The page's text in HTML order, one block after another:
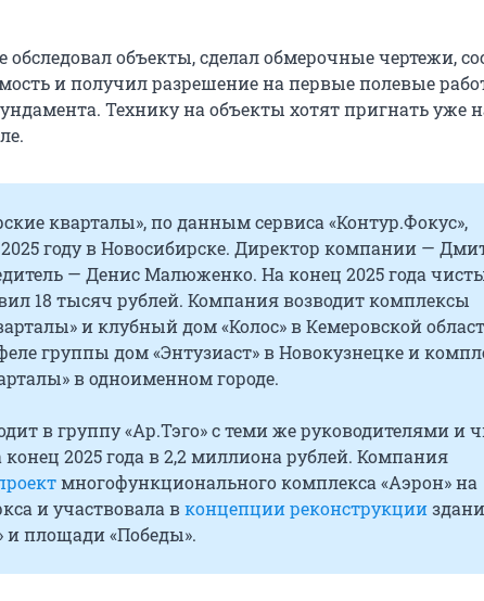
обследовал объекты, сделал обмерочные чертежи,
и получил разрешение на первые полевые
Технику на объекты хотят пригнать уже
кварталы», по данным сервиса «Контур.Фокус»,
2025 году в Новосибирске. Директор компании —
— Денис Малюженко. На конец 2025 года
18 тысяч рублей. Компания возводит комплексы
и клубный дом «Колос» в Кемеровской
группы дом «Энтузиаст» в Новокузнецке и
в одноименном городе.
в группу «Ар.Тэго» с теми же руководителями и
2025 года в 2,2 миллиона рублей. Компания
многофункционального комплекса «Аэрон» на
и участвовала вконцепции реконструкции
и площади «Победы».